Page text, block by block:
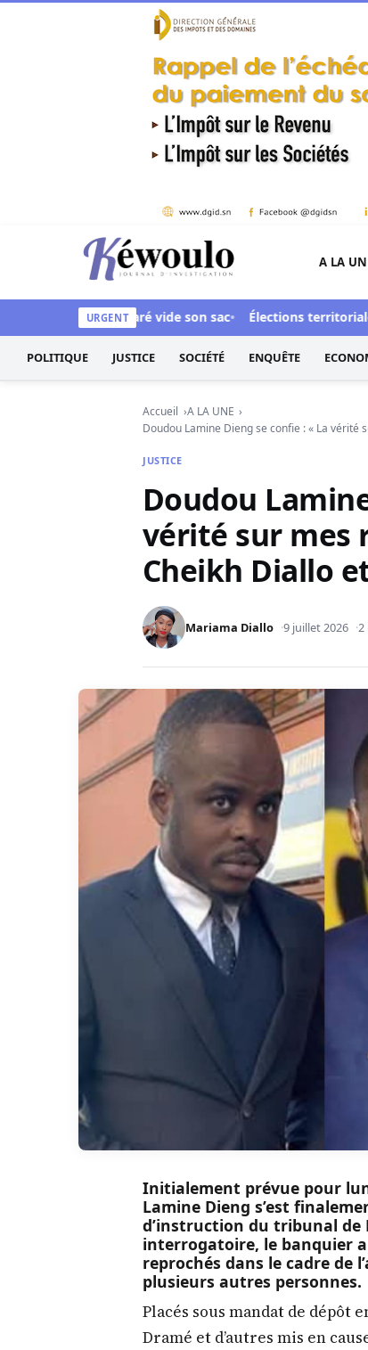
Aller au contenu
Kéwoulo, le premier site d'information et
A LA
URGENT
Ndiaga Soumaré vide son sac Élections territoriales
POLITIQUE JUSTICE SOCIÉTÉ ENQUÊTE
Accueil
A LA UNE
Doudou Lamine Dieng se confie : « La
JUSTICE
Doudou
vérité sur mes
Cheikh Diallo
Mariama Diallo 9 juillet 2026 2
Initialement prévue pour
Lamine Dieng s’est
d’instruction du tribunal de
interrogatoire, le banquier
reprochés dans le cadre de
plusieurs autres personnes.
Placés sous mandat de dépôt
Dramé et d’autres mis en